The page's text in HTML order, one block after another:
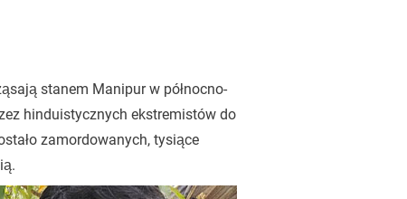
stanem Manipur w północno-
hinduistycznych ekstremistów do
zamordowanych, tysiące